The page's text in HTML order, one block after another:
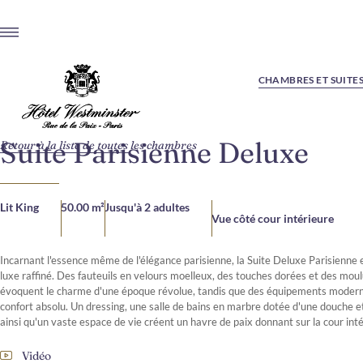
CHAMBRES ET SUITES
Suite Parisienne Deluxe
Lit King 50.00 m²Jusqu'à 2 adultes
Vue côté cour intérieure
Incarnant l'essence même de l'élégance parisienne, la Suite Deluxe Parisienne
luxe raffiné. Des fauteuils en velours moelleux, des touches dorées et des
évoquent le charme d'une époque révolue, tandis que des équipements
confort absolu. Un dressing, une salle de bains en marbre dotée d'une douche
ainsi qu'un vaste espace de vie créent un havre de paix donnant sur la cour
Vidéo
Retour à la liste de toutes les chambres